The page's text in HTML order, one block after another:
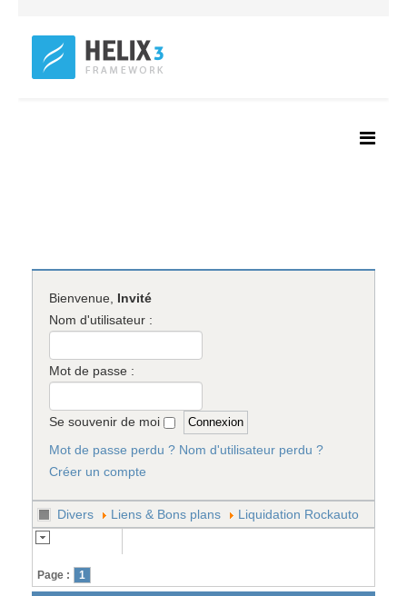
Bienvenue, Invité
Nom d'utilisateur :
Mot de passe :
Se souvenir de moi
Mot de passe perdu ? Nom d'utilisateur perdu ?
Créer un compte
Divers Liens & Bons plans Liquidation Rockauto
Page : 1